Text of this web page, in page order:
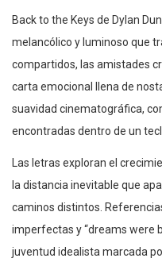
Back to the Keys de Dylan
melancólico y luminoso que
compartidos, las amistades
carta emocional llena de
suavidad cinematográfica,
encontradas dentro de un
Las letras exploran el
la distancia inevitable que
caminos distintos.
imperfectas y “dreams were
juventud idealista marcada